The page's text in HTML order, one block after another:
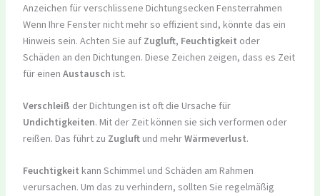
Anzeichen für verschlissene Dichtungsecken Fensterrahmen
Wenn Ihre Fenster nicht mehr so effizient sind, könnte das ein
Hinweis sein. Achten Sie auf Zugluft, Feuchtigkeit oder
Schäden an den Dichtungen. Diese Zeichen zeigen, dass es Zeit
für einen Austausch ist.
Verschleiß der Dichtungen ist oft die Ursache für
Undichtigkeiten. Mit der Zeit können sie sich verformen oder
reißen. Das führt zu Zugluftund mehrWärmeverlust.
Feuchtigkeit kann Schimmel und Schäden am Rahmen
verursachen. Um das zu verhindern, sollten Sie regelmäßig